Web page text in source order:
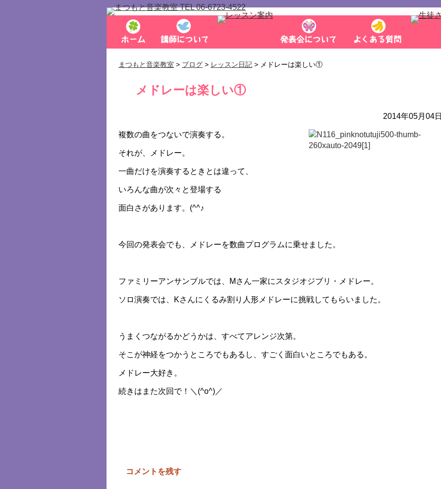
まつもと音楽教室 > ブログ > レッスン日記 > メドレーは楽しい①
メドレーは楽しい①
2014年05月04日
複数の曲をつないで演奏する。
それが、メドレー。
一曲だけを演奏するときとは違って、
いろんな曲が次々と登場する
面白さがあります。(^^♪
今回の発表会でも、メドレーを数曲プログラムに乗せました。
ファミリーアンサンブルでは、Mさん一家にスタジオジブリ・メドレー。
ソロ演奏では、Kさんにくるみ割り人形メドレーに挑戦してもらいました。
うまくつながるかどうかは、すべてアレンジ次第。
そこが神経をつかうところでもあるし、すごく面白いところでもある。
メドレー大好き。
続きはまた次回で！＼(^o^)／
コメントを残す